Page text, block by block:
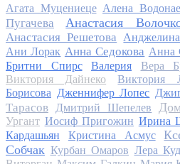
Агата Муцениеце Алена
Пугачева
Анастасия
Анастасия Решетова
Ани Лорак Анна Седокова Анна
Бритни Спирс
Валерия Вера
Виктория Дайнеко Виктория
Борисова Дженнифер Лопес
Тарасов
Дмитрий Шепелев
Ургант Иосиф Пригожин Ирина
Кардашьян
Кристина Асмус
Собчак Курбан Омаров Лера